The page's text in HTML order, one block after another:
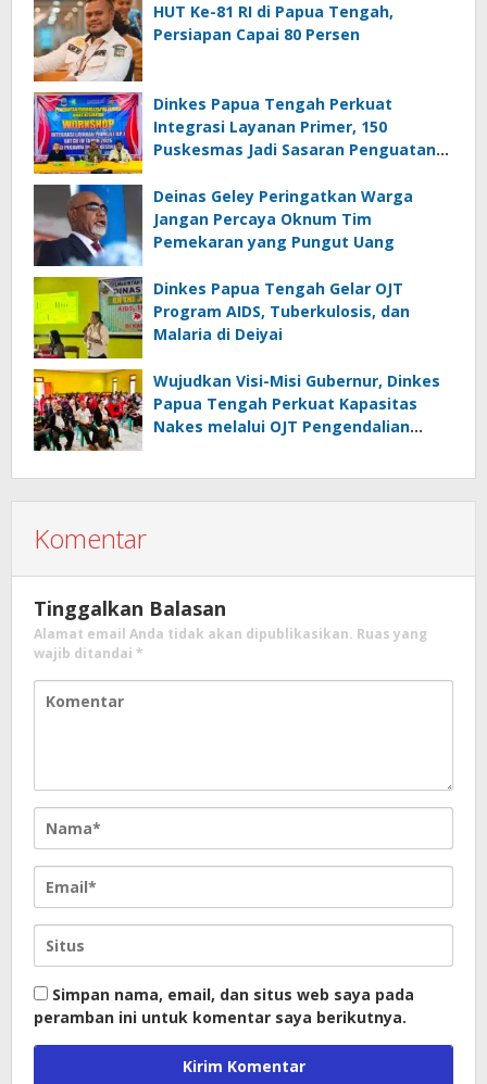
HUT Ke-81 RI di Papua Tengah,
Persiapan Capai 80 Persen
Dinkes Papua Tengah Perkuat
Integrasi Layanan Primer, 150
Puskesmas Jadi Sasaran Penguatan
Deinas Geley Peringatkan Warga
Jangan Percaya Oknum Tim
Pemekaran yang Pungut Uang
Dinkes Papua Tengah Gelar OJT
Program AIDS, Tuberkulosis, dan
Malaria di Deiyai
Wujudkan Visi-Misi Gubernur, Dinkes
Papua Tengah Perkuat Kapasitas
Nakes melalui OJT Pengendalian
Komentar
Tinggalkan Balasan
Alamat email Anda tidak akan dipublikasikan. Ruas yang
wajib ditandai *
Simpan nama, email, dan situs web saya pada
peramban ini untuk komentar saya berikutnya.